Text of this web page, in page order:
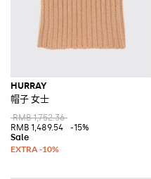
HURRAY
帽子 女士
RMB 1,752.36
RMB 1,489.54
-15%